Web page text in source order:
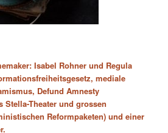
Isabel Rohner und Regula
mediale
Defund Amnesty
Stella-Theater und grossen
Reformpaketen) und einer